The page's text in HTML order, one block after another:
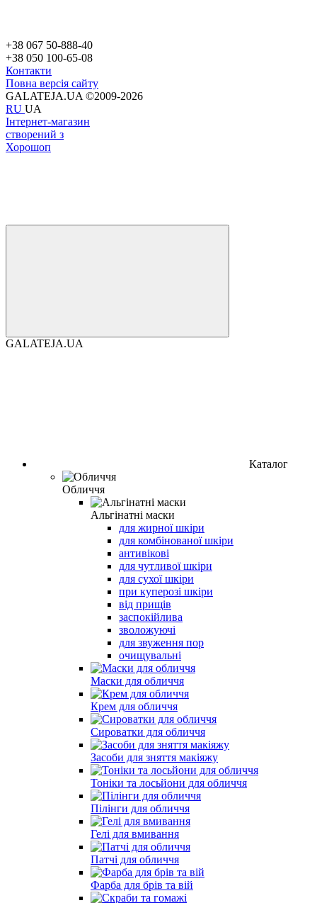
+38 067 50-888-40
+38 050 100-65-08
Контакти
Повна версія сайту
GALATEJA.UA ©2009-2026
RU UA
Інтернет-магазин
створений з
Хорошоп
GALATEJA.UA
Каталог
Обличчя
Альгінатні маски
для жирної шкіри
для комбінованої шкіри
антивікові
для чутливої шкіри
для сухої шкіри
при куперозі шкіри
від прищів
заспокійлива
зволожуючі
для звуження пор
очищувальні
Маски для обличчя
Крем для обличчя
Сироватки для обличчя
Засоби для зняття макіяжу
Тоніки та лосьйони для обличчя
Пілінги для обличчя
Гелі для вмивання
Патчі для обличчя
Фарба для брів та вій